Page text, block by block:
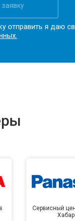
отправить я даю
Сервисный